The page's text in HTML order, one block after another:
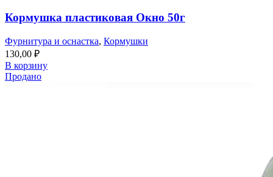
Кормушка пластиковая Окно 50г
Фурнитура и оснастка, Кормушки
130,00 ₽
В корзину
Продано